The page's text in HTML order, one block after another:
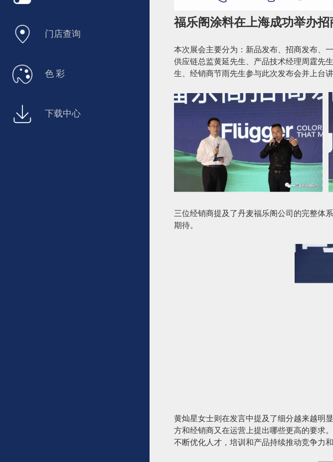
门店查询
色 彩
下载中心
福乐阁涂料在上海成功举办
本次展会主要分为：新品发布、招商发布、
供应链总监黄延先生、产品技术经理周霆先
生、经销商节雨先生参与此次发布会并上台讲
三位经销商提及了丹麦福乐阁公司的完整体
期待。
黄灿星女士则在发言中提及了细分越来越明
方和经销商又在运营上提出哪些更高的要求
不断优化人才，培训和产品持续推动竞争力